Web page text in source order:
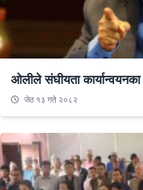
ओलीले संघीयता
जेठ १३ गते २०८२